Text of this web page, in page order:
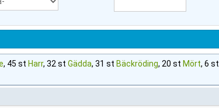
, 45 st Harr, 32 st Gädda, 31 st Bäckröding, 20 st Mört, 6 st